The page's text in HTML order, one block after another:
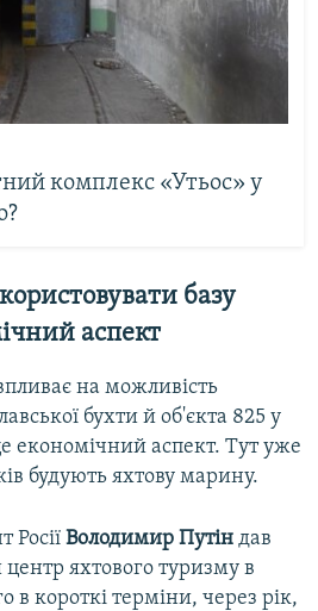
комплекс «Утьос» у
базу
аспект
на можливість
бухти й об'єкта 825 у
економічний аспект. Тут уже
будують яхтову марину.
Росії Володимир Путін дав
яхтового туризму в
в короткі терміни, через рік,